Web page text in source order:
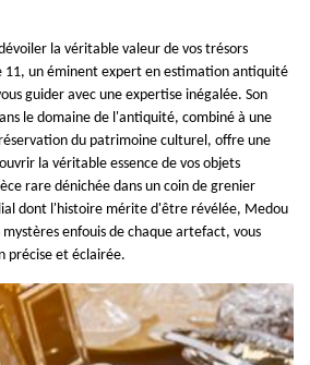
la véritable valeur de vos trésors
11, un éminent expert en estimation antiquité
guider avec une expertise inégalée. Son
le domaine de l'antiquité, combiné à une
du patrimoine culturel, offre une
la véritable essence de vos objets
rare dénichée dans un coin de grenier
dont l'histoire mérite d'être révélée, Medou
enfouis de chaque artefact, vous
précise et éclairée.